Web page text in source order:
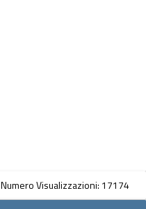
Numero Visualizzazioni: 17174